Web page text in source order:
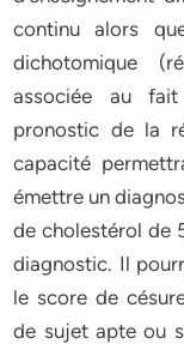
continu alors
dichotomique
associée au
pronostic de la
capacité
émettre un
de cholestérol de
diagnostic. Il
le score de
de sujet apte ou